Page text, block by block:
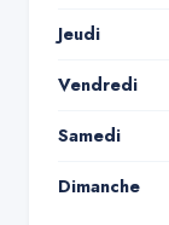
Jeudi
Vendredi
Samedi
Dimanche